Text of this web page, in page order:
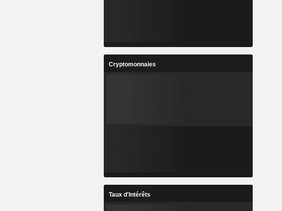
Cryptomonnaies
Taux d'Intérêts